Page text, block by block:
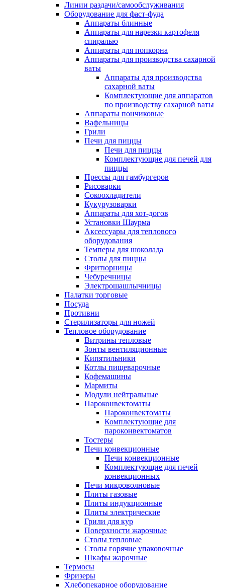
Линии раздачи/самообслуживания
Оборудование для фаст-фуда
Аппараты блинные
Аппараты для нарезки картофеля
спиралью
Аппараты для попкорна
Аппараты для производства сахарной
ваты
Аппараты для производства
сахарной ваты
Комплектующие для аппаратов
по производству сахарной ваты
Аппараты пончиковые
Вафельницы
Грили
Печи для пиццы
Печи для пиццы
Комплектующие для печей для
пиццы
Прессы для гамбургеров
Рисоварки
Сокоохладители
Кукурузоварки
Аппараты для хот-догов
Установки Шаурма
Аксессуары для теплового
оборудования
Темперы для шоколада
Столы для пиццы
Фритюрницы
Чебуречницы
Электрошашлычницы
Палатки торговые
Посуда
Противни
Стерилизаторы для ножей
Тепловое оборудование
Витрины тепловые
Зонты вентиляционные
Кипятильники
Котлы пищеварочные
Кофемашины
Мармиты
Модули нейтральные
Пароконвектоматы
Пароконвектоматы
Комплектующие для
пароконвектоматов
Тостеры
Печи конвекционные
Печи конвекционные
Комплектующие для печей
конвекционных
Печи микроволновые
Плиты газовые
Плиты индукционные
Плиты электрические
Грили для кур
Поверхности жарочные
Столы тепловые
Столы горячие упаковочные
Шкафы жарочные
Термосы
Фризеры
Хлебопекарное оборудование